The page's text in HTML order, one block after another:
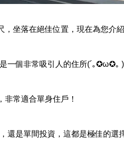
坐落在絕佳位置，現在為您介
一個非常吸引人的住所(´｡✪ω✪｡ )
常適合單身住戶！
還是單間投資，這都是極佳的選